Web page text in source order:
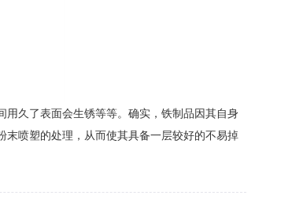
久了表面会生锈等等。确实，铁制品因其自身
喷塑的处理，从而使其具备一层较好的不易掉